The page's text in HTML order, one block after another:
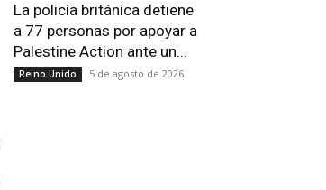
La policía británica detiene
a 77 personas por apoyar a
Palestine Action ante un...
Reino Unido 5 de agosto de 2026